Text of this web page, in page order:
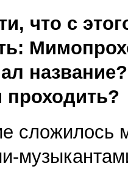
что с
проходить?
сложилось